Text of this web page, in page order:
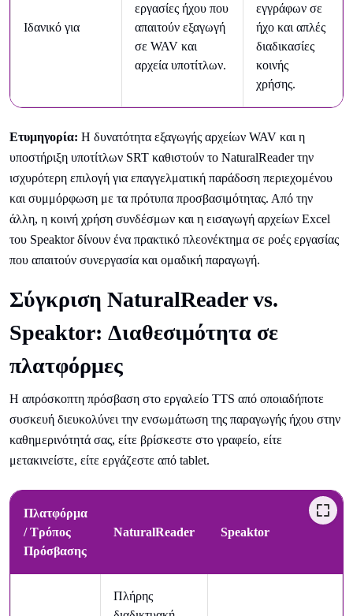
Ιδανικό για
εργασίες ήχου που
απαιτούν εξαγωγή
σε WAV και
αρχεία υποτίτλων.
εγγράφων σε
ήχο και απλές
διαδικασίες
κοινής
χρήσης.
Ετυμηγορία: Η δυνατότητα εξαγωγής αρχείων WAV και η
υποστήριξη υποτίτλων SRT καθιστούν το NaturalReader την
ισχυρότερη επιλογή για επαγγελματική παράδοση περιεχομένου
και συμμόρφωση με τα πρότυπα προσβασιμότητας. Από την
άλλη, η κοινή χρήση συνδέσμων και η εισαγωγή αρχείων Excel
του Speaktor δίνουν ένα πρακτικό πλεονέκτημα σε ροές εργασίας
που απαιτούν συνεργασία και ομαδική παραγωγή.
Σύγκριση NaturalReader vs.
Speaktor: Διαθεσιμότητα σε
πλατφόρμες
Η απρόσκοπτη πρόσβαση στο εργαλείο TTS από οποιαδήποτε
συσκευή διευκολύνει την ενσωμάτωση της παραγωγής ήχου στην
καθημερινότητά σας, είτε βρίσκεστε στο γραφείο, είτε
μετακινείστε, είτε εργάζεστε από tablet.
Πλατφόρμα
/ Τρόπος
Πρόσβασης
NaturalReader Speaktor
Πλήρης